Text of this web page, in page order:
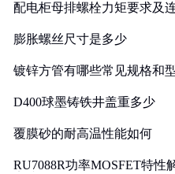
配电柜母排螺栓力矩要求及
膨胀螺丝尺寸是多少
镀锌方管有哪些常见规格和
D400球墨铸铁井盖重多少
覆膜砂的耐高温性能如何
RU7088R功率MOSFET特性